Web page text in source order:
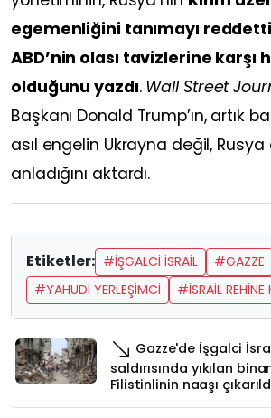
egemenliğini tanımayı
ABD’nin olası tavizlerine karşı
olduğunu yazdı. Wall Street
Başkanı Donald Trump’ın, artık
asıl engelin Ukrayna değil,
anladığını aktardı.
Etiketler: #İŞGALCI İSRAIL
#GAZZE
#YAHUDI YERLEŞIMCI
#İSRAIL REHINE
Gazze'de İşgalci
saldırısında yıkılan
Filistinlinin naaşı